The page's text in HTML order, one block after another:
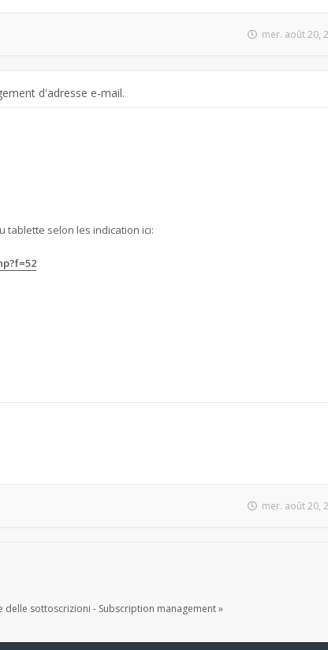
mer. août 20,
d'adresse e-mail.
tablette selon les indication ici:
mer. août 20,
delle sottoscrizioni - Subscription management »